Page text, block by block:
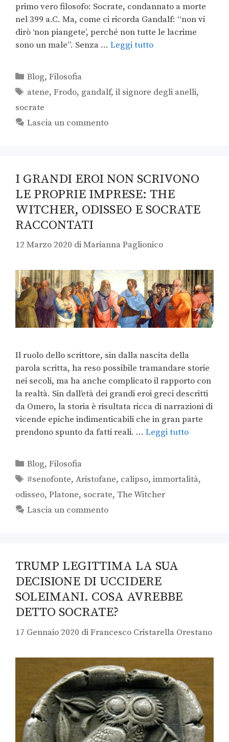
primo vero filosofo: Socrate, condannato a morte
nel 399 a.C. Ma, come ci ricorda Gandalf: “non vi
dirò ‘non piangete’, perché non tutte le lacrime
sono un male”. Senza … Leggi tutto
Blog,Filosofia
atene,Frodo, gandalf,il signore degli anelli,
socrate
Lascia un commento
I GRANDI EROI NON SCRIVONO
LE PROPRIE IMPRESE: THE
WITCHER, ODISSEO E SOCRATE
RACCONTATI
12 Marzo 2020 diMarianna Paglionico
Il ruolo dello scrittore, sin dalla nascita della
parola scritta, ha reso possibile tramandare storie
nei secoli, ma ha anche complicato il rapporto con
la realtà. Sin dall’età dei grandi eroi greci descritti
da Omero, la storia è risultata ricca di narrazioni di
vicende epiche indimenticabili che in gran parte
prendono spunto da fatti reali. … Leggi tutto
Blog,Filosofia
#senofonte,Aristofane, calipso,immortalità,
odisseo, Platone, socrate, The Witcher
Lascia un commento
TRUMP LEGITTIMA LA SUA
DECISIONE DI UCCIDERE
SOLEIMANI. COSA AVREBBE
DETTO SOCRATE?
17 Gennaio 2020 diFrancesco Cristarella Orestano